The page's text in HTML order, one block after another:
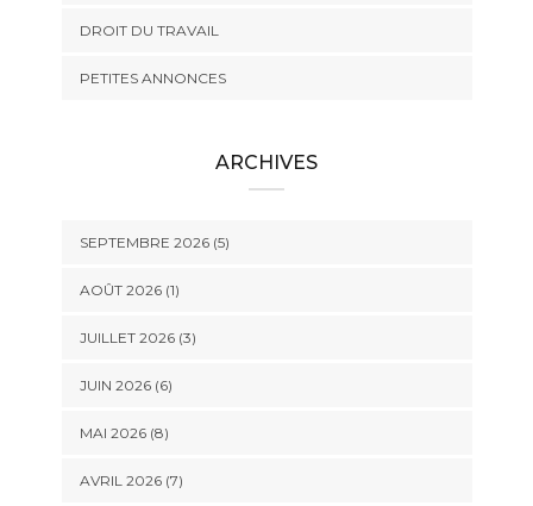
DROIT DU TRAVAIL
PETITES ANNONCES
ARCHIVES
SEPTEMBRE 2026 (5)
AOÛT 2026 (1)
JUILLET 2026 (3)
JUIN 2026 (6)
MAI 2026 (8)
AVRIL 2026 (7)